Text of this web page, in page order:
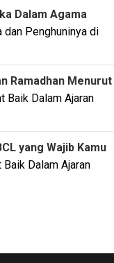
Dalam Agama
dan Penghuninya di
Ramadhan Menurut
Baik Dalam Ajaran
yang Wajib Kamu
Dalam Ajaran